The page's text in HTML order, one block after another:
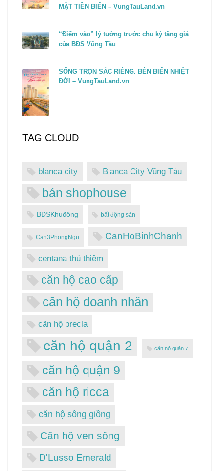
MẶT TIỀN BIỂN – VungTauLand.vn
“Điểm vào” lý tưởng trước chu kỳ tăng giá
của BĐS Vũng Tàu
SỐNG TRỌN SẮC RIÊNG, BÊN BIỂN NHIỆT
ĐỚI – VungTauLand.vn
TAG CLOUD
blanca city Blanca City Vũng Tàu
bán shophouse
BĐSKhuđông bất động sản
Can3PhongNgu CanHoBinhChanh
centana thủ thiêm
căn hộ cao cấp
căn hộ doanh nhân
căn hộ precia
căn hộ quận 2 căn hộ quận 7
căn hộ quận 9
căn hộ ricca
căn hộ sông giồng
Căn hộ ven sông
D'Lusso Emerald